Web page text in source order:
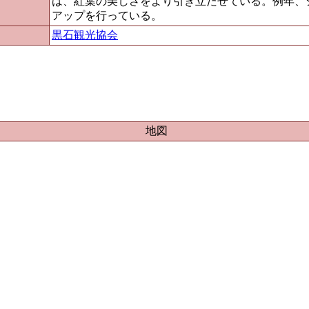
アップを行っている。
黒石観光協会
地図